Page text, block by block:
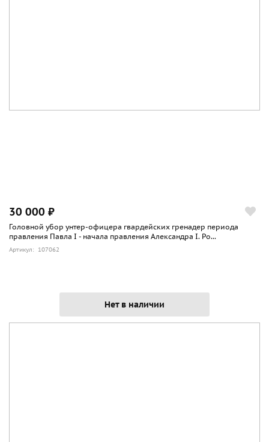
30 000 ₽
Головной убор унтер-офицера гвардейских гренадер периода
правления Павла I - начала правления Александра I. Ро...
Артикул: 107062
Нет в наличии